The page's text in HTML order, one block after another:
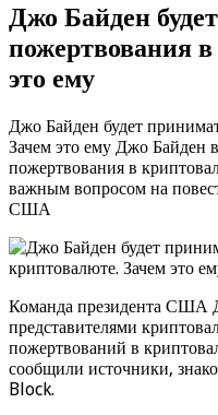
Джо Байден
пожертвования
это ему
Джо Байден будет
Зачем это ему Джо Байден
пожертвования в
важным вопросом на
США
Команда президента США
представителями
пожертвований в
сообщили источники,
Block.